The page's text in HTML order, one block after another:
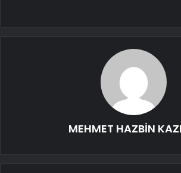
MEHMET HAZBİN